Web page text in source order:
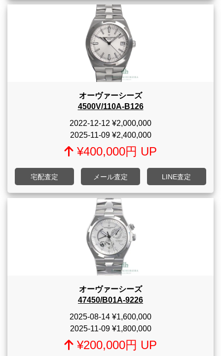
オーヴァーシーズ
4500V/110A-B126
2022-12-12 ¥2,000,000
2025-11-09¥2,400,000
¥400,000円 UP
宅配査定 メール査定 LINE査定
オーヴァーシーズ
47450/B01A-9226
2025-08-14 ¥1,600,000
2025-11-09¥1,800,000
¥200,000円 UP